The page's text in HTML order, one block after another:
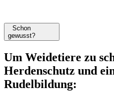
Schon
gewusst?
Um Weidetiere zu
Herdenschutz und
Rudelbildung: